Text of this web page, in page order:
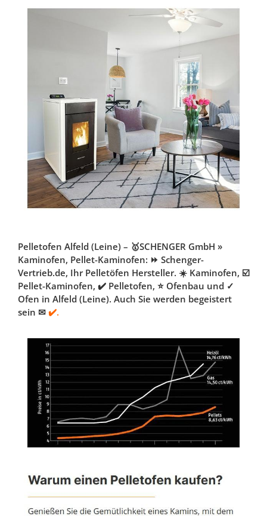
Pelletofen Alfeld (Leine) – 🥇SCHENGER GmbH »
Kaminofen, Pellet-Kaminofen: ⏩ Schenger-
Vertrieb.de, Ihr Pelletöfen Hersteller. ☀️ Kaminofen, ☑️
Pellet-Kaminofen, ✔️ Pelletofen, ⭐ Ofenbau und ✓
Ofen in Alfeld (Leine). Auch Sie werden begeistert
sein ✉ ✔️.